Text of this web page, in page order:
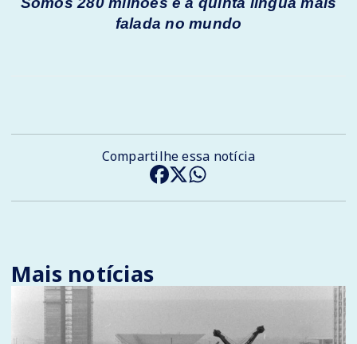
falada no mundo
Compartilhe essa notícia
Mais notícias